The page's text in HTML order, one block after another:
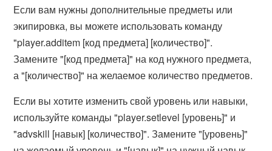
Если вам нужны дополнительные предметы или
экипировка, вы можете использовать команду
"player.additem [код предмета] [количество]".
Замените "[код предмета]" на код нужного предмета,
а "[количество]" на желаемое количество предметов.
Если вы хотите изменить свой уровень или навыки,
используйте команды "player.setlevel [уровень]" и
"advskill [навык] [количество]". Замените "[уровень]"